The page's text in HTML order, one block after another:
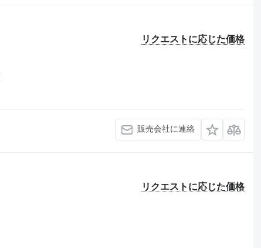
リクエストに応じた価格
販売会社に連絡
リクエストに応じた価格